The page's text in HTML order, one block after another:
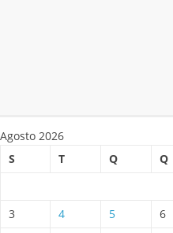
Agosto 2026
S
T Q Q
3
4 5 6